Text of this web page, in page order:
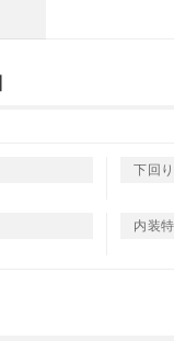
下回
内装